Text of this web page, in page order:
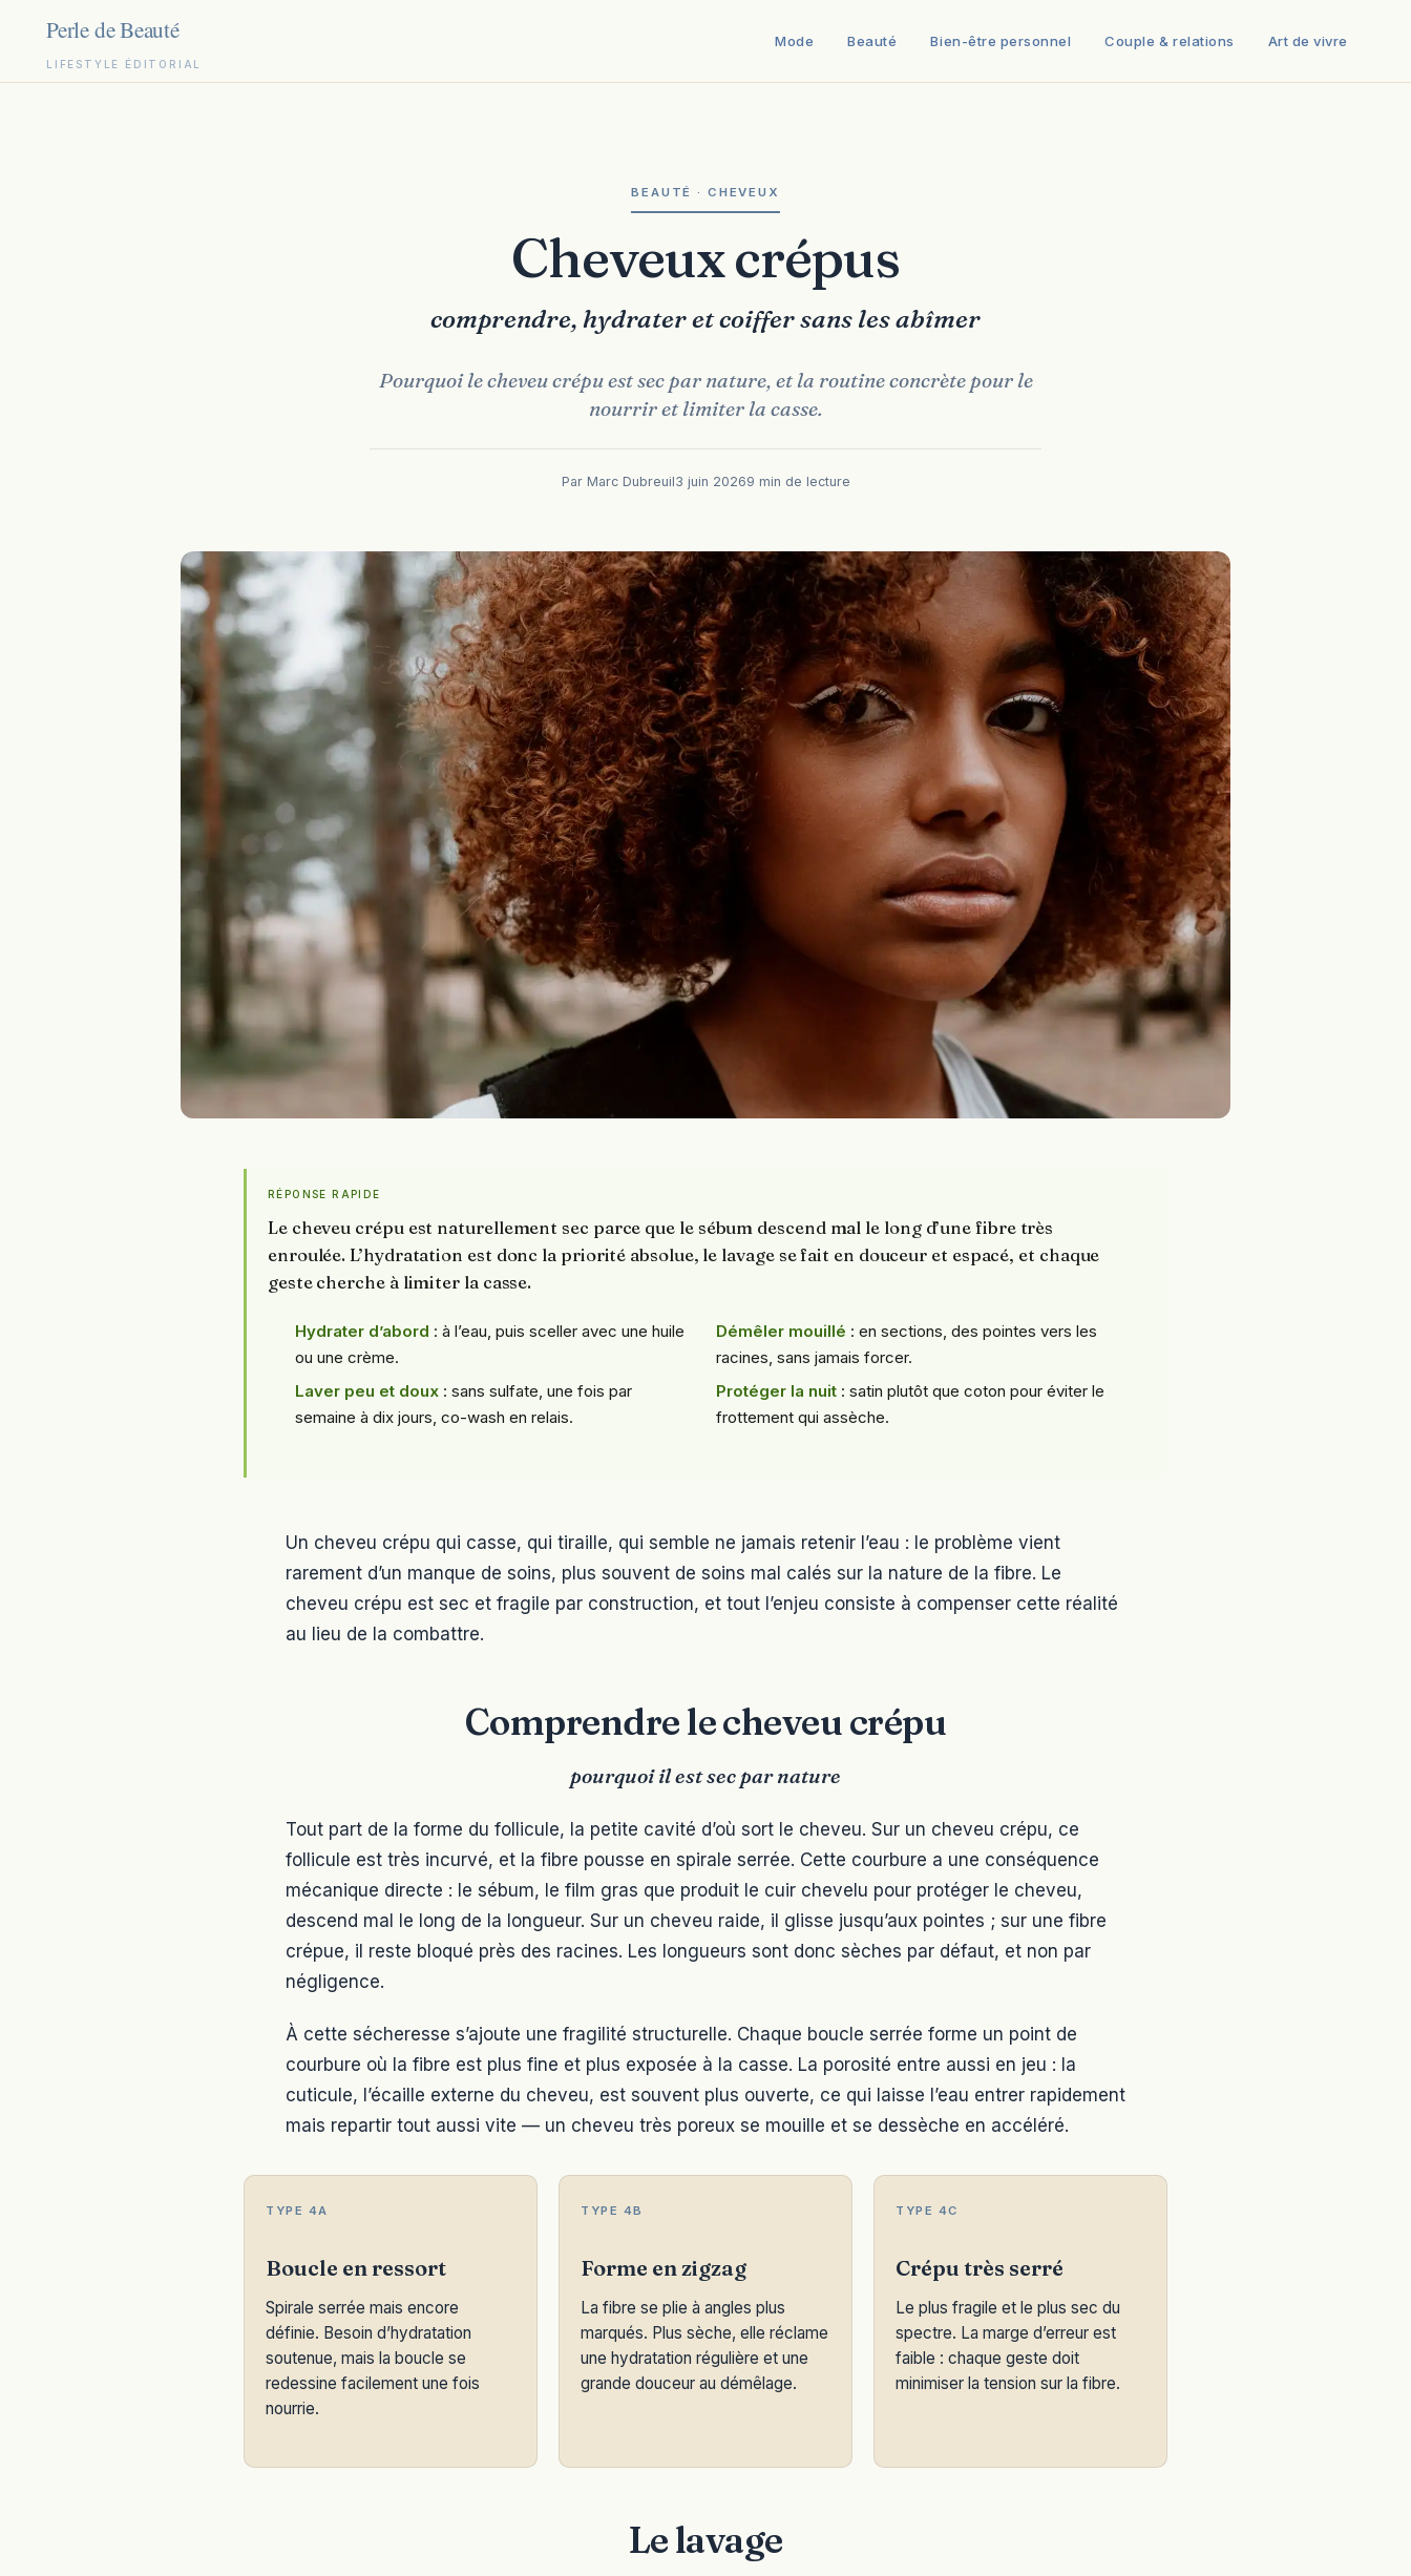
LIFESTYLE ÉDITORIAL
Mode Beauté Bien-être personnel Couple & relations Art de vivre
BEAUTÉ · CHEVEUX
Cheveux crépus
comprendre, hydrater et coiffer sans les abîmer
Pourquoi le cheveu crépu est sec par nature, et la routine concrète pour le
nourrir et limiter la casse.
Par Marc Dubreuil3 juin 20269 min de lecture
RÉPONSE RAPIDE
Le cheveu crépu est naturellement sec parce que le sébum descend mal le long d’une fibre très
enroulée. L’hydratation est donc la priorité absolue, le lavage se fait en douceur et espacé, et chaque
geste cherche à limiter la casse.
Hydrater d’abord : à l’eau, puis sceller avec une huile
ou une crème.
Laver peu et doux: sans sulfate, une fois par
semaine à dix jours, co-wash en relais.
Démêler mouillé : en sections, des pointes vers les
racines, sans jamais forcer.
Protéger la nuit: satin plutôt que coton pour éviter le
frottement qui assèche.
Un cheveu crépu qui casse, qui tiraille, qui semble ne jamais retenir l’eau : le problème vient
rarement d’un manque de soins, plus souvent de soins mal calés sur la nature de la fibre. Le
cheveu crépu est sec et fragile par construction, et tout l’enjeu consiste à compenser cette réalité
au lieu de la combattre.
Comprendre le cheveu crépu
pourquoi il est sec par nature
Tout part de la forme du follicule, la petite cavité d’où sort le cheveu. Sur un cheveu crépu, ce
follicule est très incurvé, et la fibre pousse en spirale serrée. Cette courbure a une conséquence
mécanique directe : le sébum, le film gras que produit le cuir chevelu pour protéger le cheveu,
descend mal le long de la longueur. Sur un cheveu raide, il glisse jusqu’aux pointes ; sur une fibre
crépue, il reste bloqué près des racines. Les longueurs sont donc sèches par défaut, et non par
négligence.
À cette sécheresse s’ajoute une fragilité structurelle. Chaque boucle serrée forme un point de
courbure où la fibre est plus fine et plus exposée à la casse. La porosité entre aussi en jeu : la
cuticule, l’écaille externe du cheveu, est souvent plus ouverte, ce qui laisse l’eau entrer rapidement
mais repartir tout aussi vite — un cheveu très poreux se mouille et se dessèche en accéléré.
TYPE 4A
Boucle en ressort
Spirale serrée mais encore
définie. Besoin d’hydratation
soutenue, mais la boucle se
redessine facilement une fois
nourrie.
TYPE 4B
Forme en zigzag
La fibre se plie à angles plus
marqués. Plus sèche, elle réclame
une hydratation régulière et une
grande douceur au démêlage.
TYPE 4C
Crépu très serré
Le plus fragile et le plus sec du
spectre. La marge d’erreur est
faible : chaque geste doit
minimiser la tension sur la fibre.
Le lavage